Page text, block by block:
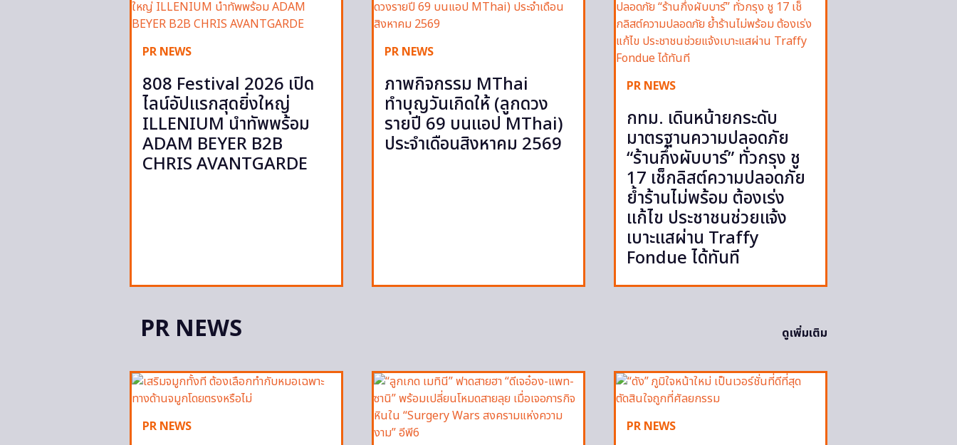
PR NEWS
808 Festival 2026 เปิด
ไลน์อัปแรกสุดยิ่งใหญ่
ILLENIUM นำทัพพร้อม
ADAM BEYER B2B
CHRIS AVANTGARDE
PR NEWS
ภาพกิจกรรม MThai
ทำบุญวันเกิดให้ (ลูกดวง
รายปี 69 บนแอป MThai)
ประจำเดือนสิงหาคม 2569
PR NEWS
กทม. เดินหน้ายกระดับ
มาตรฐานความปลอดภัย
“ร้านกึ่งผับบาร์” ทั่วกรุง ชู
17 เช็กลิสต์ความปลอดภัย
ย้ำร้านไม่พร้อม ต้องเร่ง
แก้ไข ประชาชนช่วยแจ้ง
เบาะแสผ่าน Traffy
Fondue ได้ทันที
PR NEWS ดูเพิ่มเติม
PR NEWS PR NEWS